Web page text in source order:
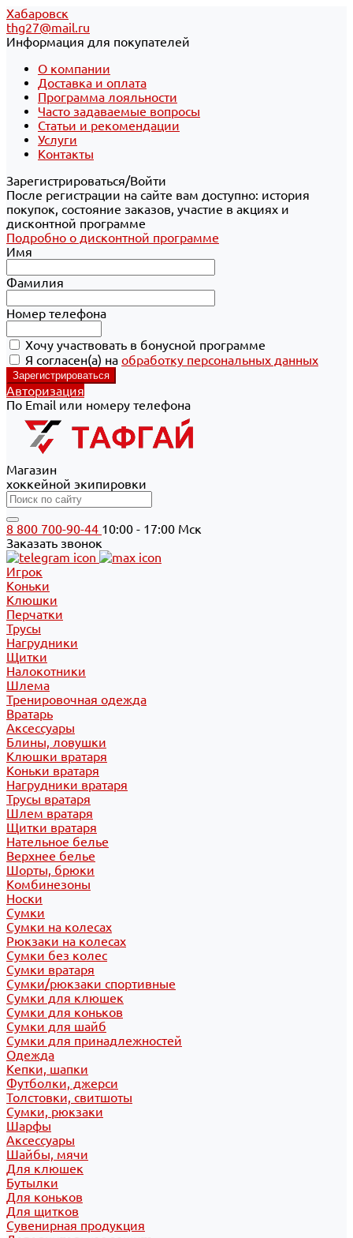
Хабаровск
thg27@mail.ru
Информация для покупателей
О компании
Доставка и оплата
Программа лояльности
Часто задаваемые вопросы
Статьи и рекомендации
Услуги
Контакты
Зарегистрироваться/Войти
После регистрации на сайте вам доступно: история
покупок, состояние заказов, участие в акциях и
дисконтной программе
Подробно о дисконтной программе
Имя
Фамилия
Номер телефона
Хочу участвовать в бонусной программе
Я согласен(а) на обработку персональных данных
Авторизация
По Email или номеру телефона
Магазин
хоккейной экипировки
8 800 700-90-44 10:00 - 17:00 Мск
Заказать звонок
Игрок
Коньки
Клюшки
Перчатки
Трусы
Нагрудники
Щитки
Налокотники
Шлема
Тренировочная одежда
Вратарь
Аксессуары
Блины, ловушки
Клюшки вратаря
Коньки вратаря
Нагрудники вратаря
Трусы вратаря
Шлем вратаря
Щитки вратаря
Нательное белье
Верхнее белье
Шорты, брюки
Комбинезоны
Носки
Сумки
Сумки на колесах
Рюкзаки на колесах
Сумки без колес
Сумки вратаря
Сумки/рюкзаки спортивные
Сумки для клюшек
Сумки для коньков
Сумки для шайб
Сумки для принадлежностей
Одежда
Кепки, шапки
Футболки, джерси
Толстовки, свитшоты
Сумки, рюкзаки
Шарфы
Аксессуары
Шайбы, мячи
Для клюшек
Бутылки
Для коньков
Для щитков
Сувенирная продукция